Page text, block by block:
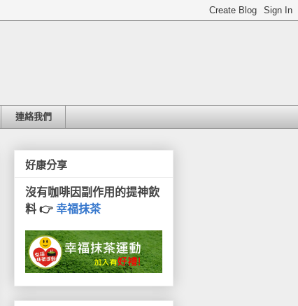
連絡我們
好康分享
沒有咖啡因副作用的提神飲
料 👉 幸福抹茶